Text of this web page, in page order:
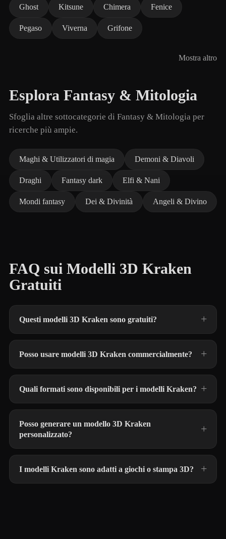
Ghost Kitsune Chimera Fenice
Pegaso Viverna Grifone
Mostra altro
Esplora Fantasy & Mitologia
Sfoglia altre sottocategorie di Fantasy & Mitologia per
ricerche più ampie.
Maghi & Utilizzatori di magia Demoni & Diavoli
Draghi Fantasy dark Elfi & Nani
Mondi fantasy Dei & Divinità Angeli & Divino
FAQ sui Modelli 3D Kraken
Gratuiti
Questi modelli 3D Kraken sono gratuiti?
Posso usare modelli 3D Kraken commercialmente?
Quali formati sono disponibili per i modelli Kraken?
Posso generare un modello 3D Kraken
personalizzato?
I modelli Kraken sono adatti a giochi o stampa 3D?